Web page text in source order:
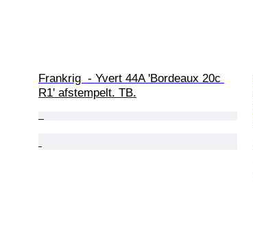
Frankrig  - Yvert 44A 'Bordeaux 20c
R1' afstempelt. TB.